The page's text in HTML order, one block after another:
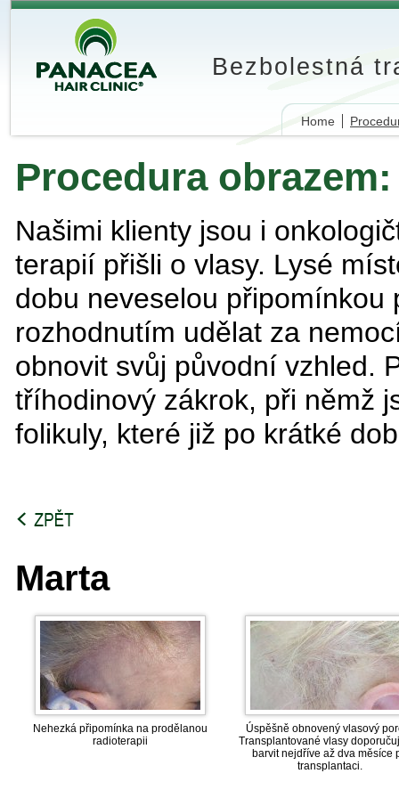
Bezbolestná
Home
Procedura
Našimi klienty jsou i
terapií přišli o vlasy. Lysé
dobu neveselou připomínkou
rozhodnutím udělat za
obnovit svůj původní vzhled.
tříhodinový zákrok, při němž
folikuly, které již po krátké
Marta
Nehezká připomínka na prodělanou
radioterapii
Úspěšně obnovený vlasový
Transplantované vlasy
barvit nejdříve až dva měsíce
transplantaci.